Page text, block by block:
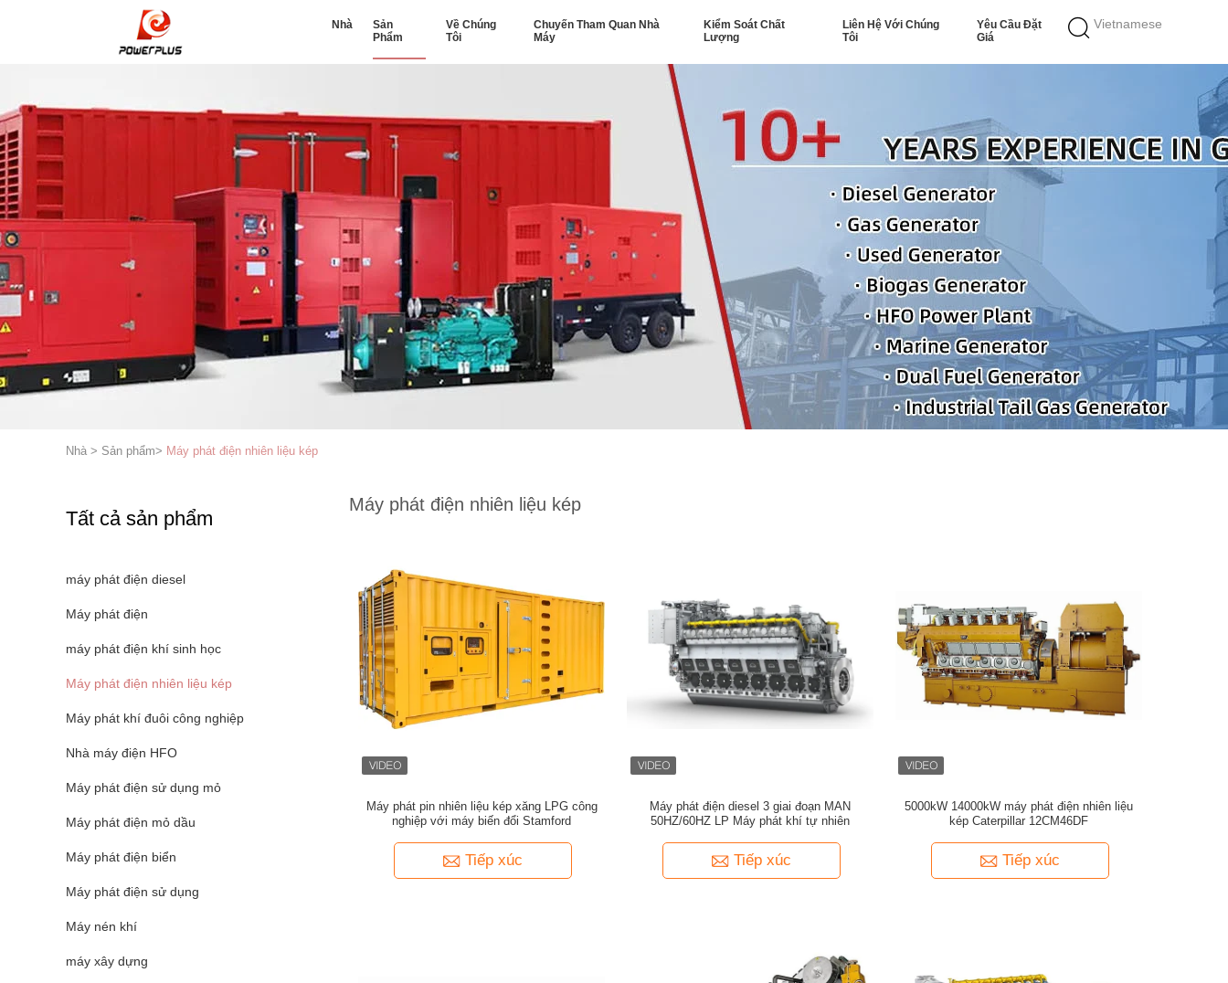
Vietnamese
Nhà
Sản
Phẩm
Về Chúng
Tôi
Chuyến Tham Quan Nhà
Máy
Kiểm Soát Chất
Lượng
Liên Hệ Với Chúng
Tôi
Yêu Cầu Đặt
Giá
Nhà > Sản phẩm> Máy phát điện nhiên liệu kép
Tất cả sản phẩm
máy phát điện diesel
Máy phát điện
máy phát điện khí sinh học
Máy phát điện nhiên liệu kép
Máy phát khí đuôi công nghiệp
Nhà máy điện HFO
Máy phát điện sử dụng mỏ
Máy phát điện mỏ dầu
Máy phát điện biển
Máy phát điện sử dụng
Máy nén khí
máy xây dựng
Máy phát điện nhiên liệu kép
Máy phát pin nhiên liệu kép xăng LPG công
nghiệp với máy biến đổi Stamford
Tiếp xúc
Máy phát điện diesel 3 giai đoạn MAN
50HZ/60HZ LP Máy phát khí tự nhiên
Tiếp xúc
5000kW 14000kW máy phát điện nhiên liệu
kép Caterpillar 12CM46DF
Tiếp xúc